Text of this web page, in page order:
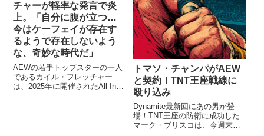
チャーが軽率な発言で炎
上。「自分に腹が立つ…
今はケーフェイが存在す
るようで存在しないよう
な、奇妙な時代だ」
AEWの若手トップスターの一人
であるカイル・フレッチャー
は、2025年に開催されたAll Inに
トマソ・チャンパがAEW
と契約！TNT王座戦線に
殴り込み
Dynamite最新回にあの男が登
場！TNT王座の防衛に成功した
マーク・ブリスコは、今週末の